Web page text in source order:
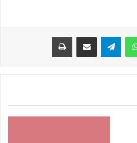
واتساب